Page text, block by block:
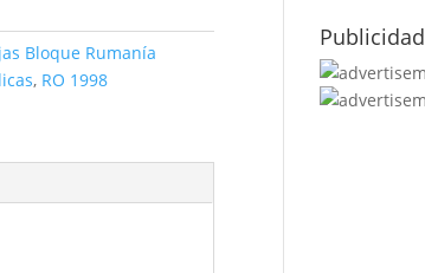
Bloque Rumanía
, RO 1998
Publicidad